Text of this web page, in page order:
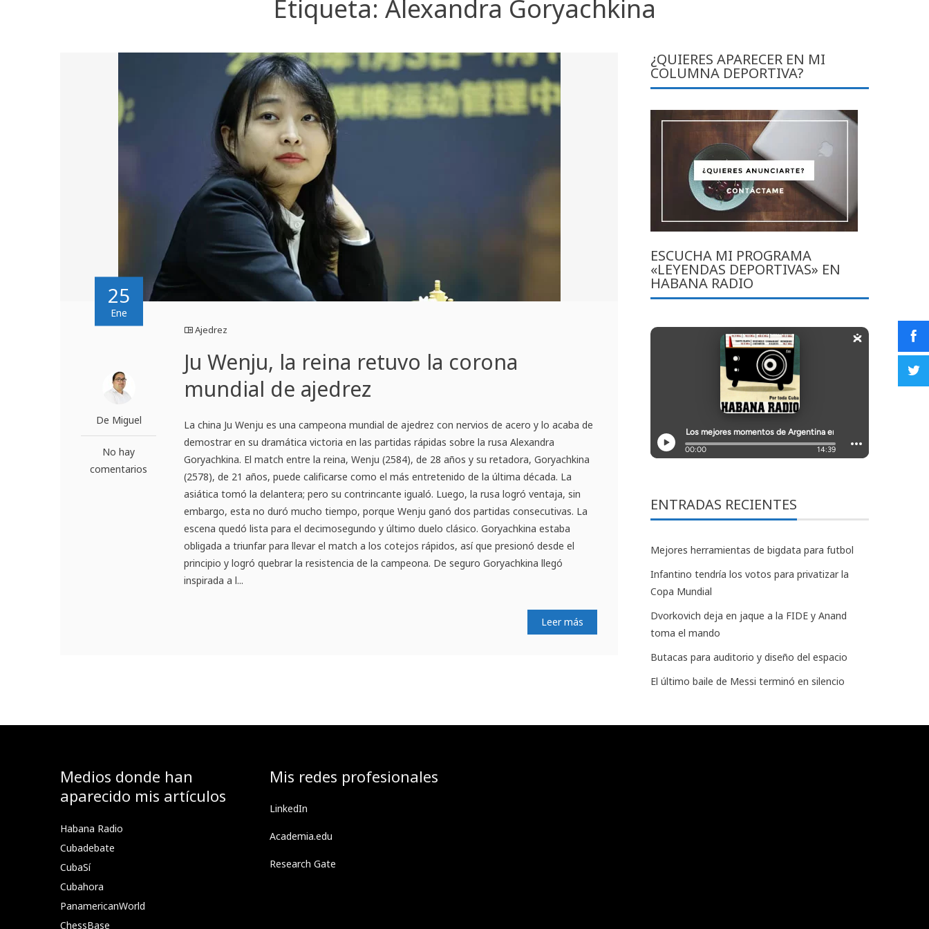
Etiqueta: Alexandra Goryachkina
25
Ene
De Miguel
No hay
comentarios
Ajedrez
Ju Wenju, la reina retuvo la corona
mundial de ajedrez
La china Ju Wenju es una campeona mundial de ajedrez con nervios de acero y lo acaba de
demostrar en su dramática victoria en las partidas rápidas sobre la rusa Alexandra
Goryachkina. El match entre la reina, Wenju (2584), de 28 años y su retadora, Goryachkina
(2578), de 21 años, puede calificarse como el más entretenido de la última década. La
asiática tomó la delantera; pero su contrincante igualó. Luego, la rusa logró ventaja, sin
embargo, esta no duró mucho tiempo, porque Wenju ganó dos partidas consecutivas. La
escena quedó lista para el decimosegundo y último duelo clásico. Goryachkina estaba
obligada a triunfar para llevar el match a los cotejos rápidos, así que presionó desde el
principio y logró quebrar la resistencia de la campeona. De seguro Goryachkina llegó
inspirada a l...
Leer más
¿QUIERES APARECER EN MI
COLUMNA DEPORTIVA?
ESCUCHA MI PROGRAMA
«LEYENDAS DEPORTIVAS» EN
HABANA RADIO
ENTRADAS RECIENTES
Mejores herramientas de bigdata para futbol
Infantino tendría los votos para privatizar la
Copa Mundial
Dvorkovich deja en jaque a la FIDE y Anand
toma el mando
Butacas para auditorio y diseño del espacio
El último baile de Messi terminó en silencio
Medios donde han
aparecido mis artículos
Habana Radio
Cubadebate
CubaSí
Cubahora
PanamericanWorld
ChessBase
Mis redes profesionales
LinkedIn
Academia.edu
Research Gate